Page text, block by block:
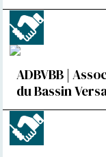
ADBVBB |
du Bassin